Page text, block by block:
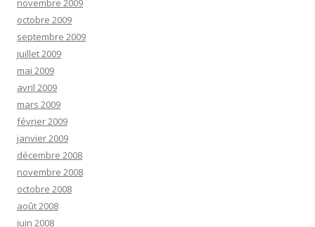
novembre 2009
octobre 2009
septembre 2009
juillet 2009
mai 2009
avril 2009
mars 2009
février 2009
janvier 2009
décembre 2008
novembre 2008
octobre 2008
août 2008
juin 2008